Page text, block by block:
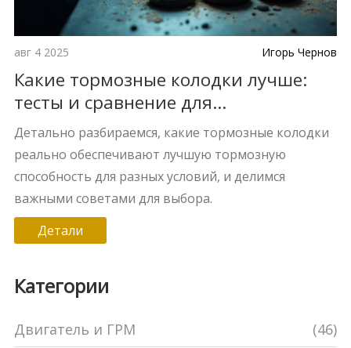
авг 4 2025 Игорь Чернов
Какие тормозные колодки лучше:
тесты и сравнение для
максимальной эффективности
Детально разбираемся, какие тормозные колодки
реально обеспечивают лучшую тормозную
способность для разных условий, и делимся
важными советами для выбора.
Детали
Категории
Двигатель и ГРМ
(46)